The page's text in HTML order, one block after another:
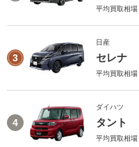
平均買取相場
3
日産
セレナ
平均買取相場
4
ダイハツ
タント
平均買取相場